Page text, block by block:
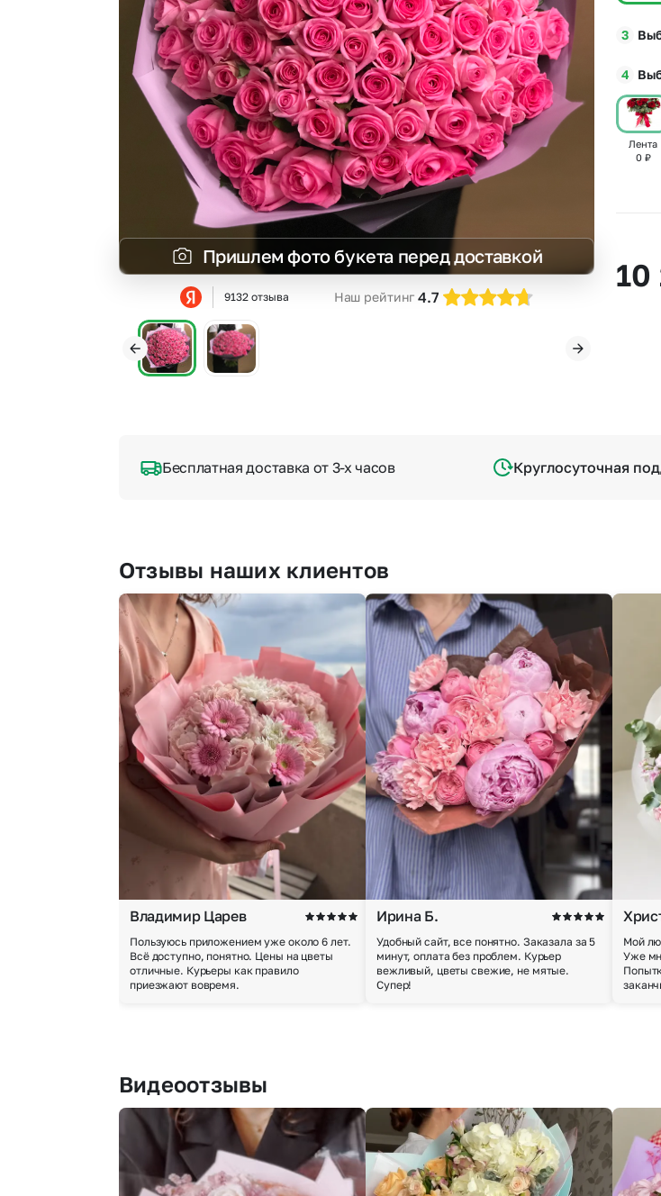
Гвоздики
Гипсофила
Гортензии
Ирисы
Сухоцветы
Фрезия
Эустома
Хиты
Новинки
Все
Пришлем фото букета перед доставкой
9132 отзыва Наш рейтинг 4.7
Лента
0 ₽
10
Бесплатная доставка от 3-х часов Круглосуточная
Отзывы наших клиентов
Владимир Царев
Пользуюсь приложением уже около 6 лет.
Всё доступно, понятно. Цены на цветы
отличные. Курьеры как правило
приезжают вовремя.
Ирина Б.
Удобный сайт, все понятно. Заказала за 5
минут, оплата без проблем. Курьер
вежливый, цветы свежие, не мятые.
Супер!
Мой
Уже
Видеоотзывы